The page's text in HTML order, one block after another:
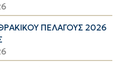
ΠΕΛΑΓΟΥΣ 2026